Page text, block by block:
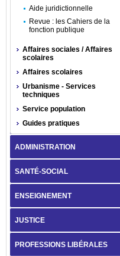
Aide juridictionnelle
Revue : les Cahiers de la
fonction publique
Affaires sociales / Affaires
scolaires
Affaires scolaires
Urbanisme - Services
techniques
Service population
Guides pratiques
ADMINISTRATION
SANTÉ-SOCIAL
ENSEIGNEMENT
JUSTICE
PROFESSIONS LIBÉRALES